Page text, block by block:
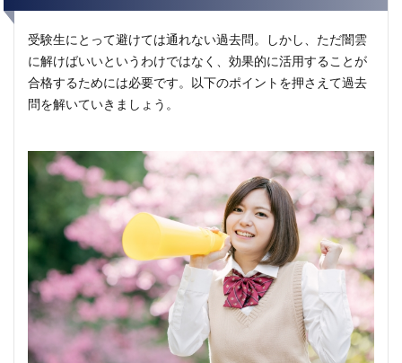
受験生にとって避けては通れない過去問。しかし、ただ闇雲
に解けばいいというわけではなく、効果的に活用することが
合格するためには必要です。以下のポイントを押さえて過去
問を解いていきましょう。